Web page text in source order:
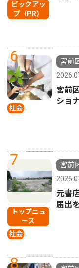
ピックアッ
プ（PR）
6
社会
宮前
宮前
ショ
7
トップニュ
ース
社会
宮前
元書
届出
8